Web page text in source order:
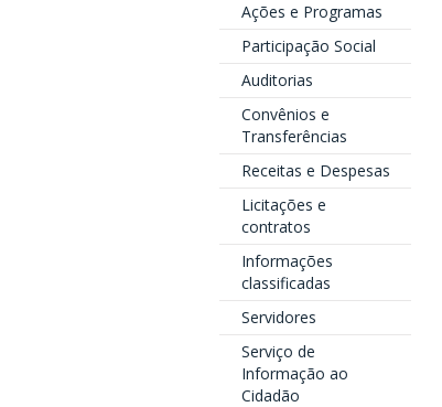
Ações e Programas
Participação Social
Auditorias
Convênios e
Transferências
Receitas e Despesas
Licitações e
contratos
Informações
classificadas
Servidores
Serviço de
Informação ao
Cidadão